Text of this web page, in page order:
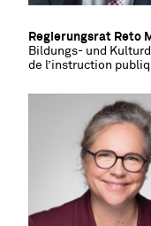
Regierungsrat Reto
Bildungs- und
de l’instruction